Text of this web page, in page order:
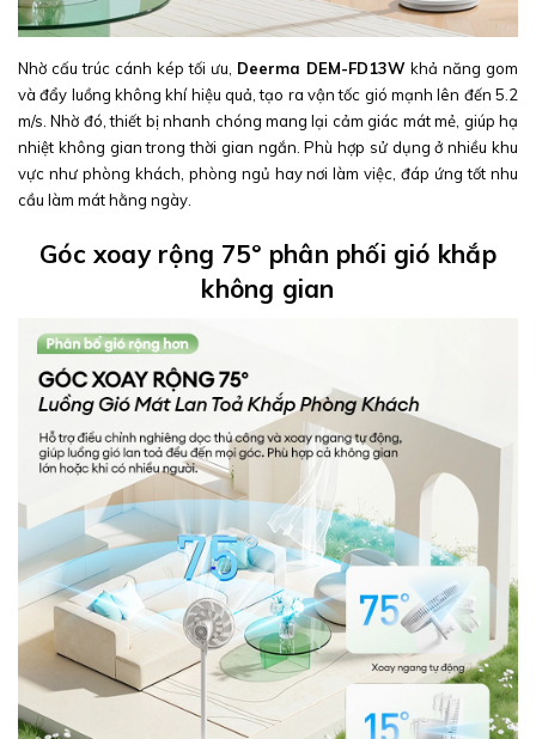
Nhờ cấu trúc cánh kép tối ưu, Deerma DEM-FD13W khả năng gom
và đẩy luồng không khí hiệu quả, tạo ra vận tốc gió mạnh lên đến 5.2
m/s. Nhờ đó, thiết bị nhanh chóng mang lại cảm giác mát mẻ, giúp hạ
nhiệt không gian trong thời gian ngắn. Phù hợp sử dụng ở nhiều khu
vực như phòng khách, phòng ngủ hay nơi làm việc, đáp ứng tốt nhu
cầu làm mát hằng ngày.
Góc xoay rộng 75° phân phối gió khắp
không gian